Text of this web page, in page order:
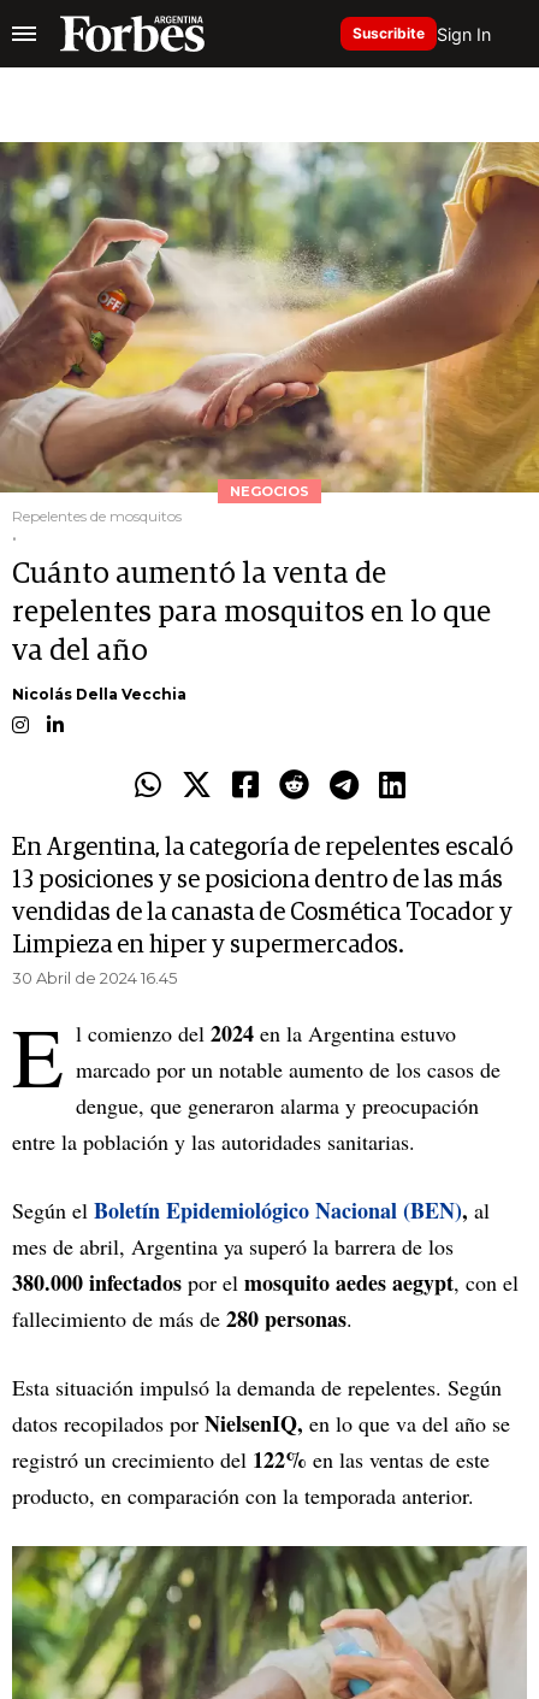
Suscribite Sign In
NEGOCIOS
Repelentes de mosquitos
.
Cuánto aumentó la venta de
repelentes para mosquitos en lo que
va del año
Nicolás Della Vecchia
En Argentina, la categoría de repelentes escaló
13 posiciones y se posiciona dentro de las más
vendidas de la canasta de Cosmética Tocador y
Limpieza en hiper y supermercados.
30 Abril de 2024 16.45
E l comienzo del 2024 en la Argentina estuvo
marcado por un notable aumento de los casos de
dengue, que generaron alarma y preocupación
entre la población y las autoridades sanitarias.
Según el Boletín Epidemiológico Nacional (BEN), al
mes de abril, Argentina ya superó la barrera de los
380.000 infectados por el mosquito aedes aegypt, con el
fallecimiento de más de 280 personas.
Esta situación impulsó la demanda de repelentes. Según
datos recopilados por NielsenIQ, en lo que va del año se
registró un crecimiento del 122% en las ventas de este
producto, en comparación con la temporada anterior.